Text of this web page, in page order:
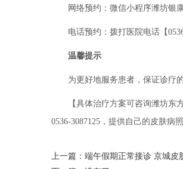
网络预约：微信小程序潍坊银康
电话预约：拨打医院电话【0536-
温馨提示
为更好地服务患者，保证诊疗的
【具体治疗方案可咨询潍坊
0536-3087125，提供自己的皮肤病
上一篇： 端午假期正常接诊 京城皮